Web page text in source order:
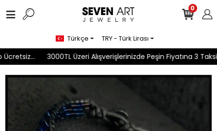
3000TL Üzeri Alışverişlerinizde Peşin Fiyatına 3
0
Türkçe TRY - Türk Lirası